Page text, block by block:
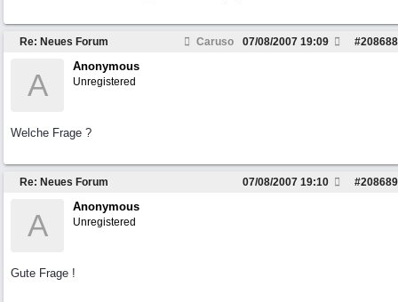
Re: Neues Forum Caruso #208688
07/08/2007 19:09
A
Anonymous
Unregistered
Welche Frage ?
Re: Neues Forum #208689
07/08/2007 19:10
A
Anonymous
Unregistered
Gute Frage !